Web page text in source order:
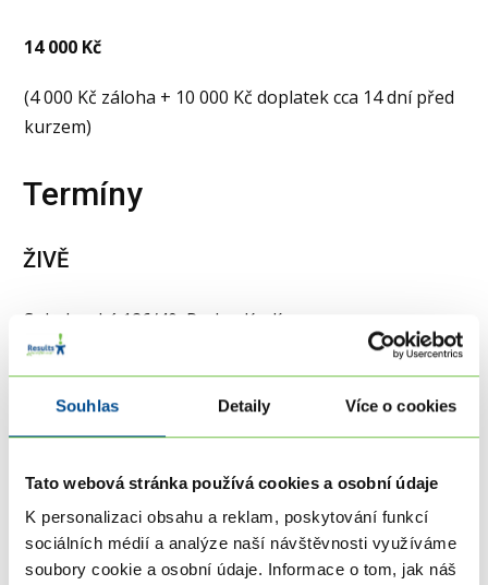
Souhlas Detaily Více o cookies
Tato webová stránka používá cookies a osobní údaje
K personalizaci obsahu a reklam, poskytování funkcí
sociálních médií a analýze naší návštěvnosti využíváme
soubory cookie a osobní údaje. Informace o tom, jak náš
14 000 Kč
(4 000 Kč záloha + 10 000 Kč doplatek cca 14 dní před
kurzem)
Termíny
ŽIVĚ
Sokolovská 126/40, Praha, Karlín
Termín:úterý 19.1.2027 + středa 20.1.2027 9:30 -
17:00